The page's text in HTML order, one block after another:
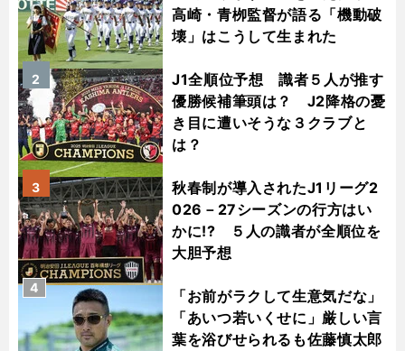
高崎・青栁監督が語る「機動破
壊」はこうして生まれた
J1全順位予想 識者５人が推す
優勝候補筆頭は？ J2降格の憂
き目に遭いそうな３クラブと
は？
2
秋春制が導入されたJ1リーグ2
026－27シーズンの行方はい
かに!? ５人の識者が全順位を
大胆予想
3
「お前がラクして生意気だな」
「あいつ若いくせに」厳しい言
葉を浴びせられるも佐藤慎太郎
4